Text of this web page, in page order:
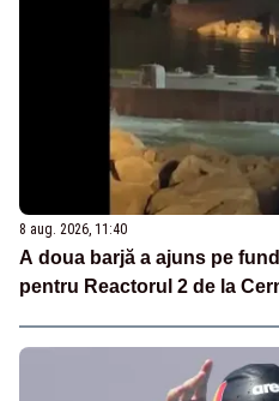
8 aug. 2026, 11:40
A doua barjă a ajuns pe
pentru Reactorul 2 de la